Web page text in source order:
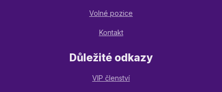
Volné pozice
Kontakt
Důležité odkazy
VIP členství